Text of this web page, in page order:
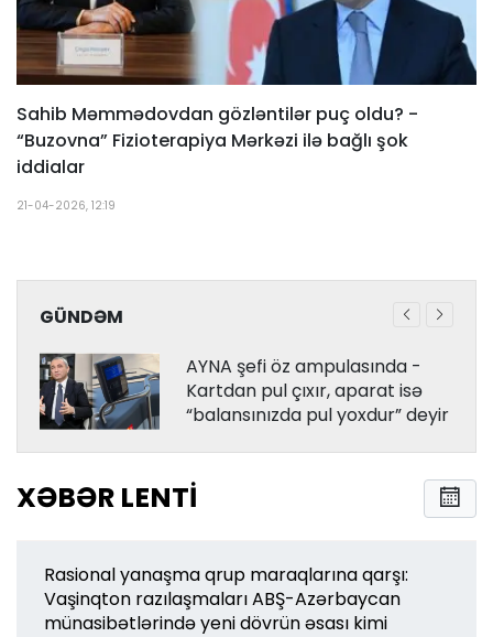
Sahib Məmmədovdan gözləntilər puç oldu? -
“Buzovna” Fizioterapiya Mərkəzi ilə bağlı şok
iddialar
21-04-2026, 12:19
GÜNDƏM
AYNA şefi öz ampulasında -
Kartdan pul çıxır, aparat isə
“balansınızda pul yoxdur” deyir
XƏBƏR LENTI
Rasional yanaşma qrup maraqlarına qarşı:
Vaşinqton razılaşmaları ABŞ-Azərbaycan
münasibətlərində yeni dövrün əsası kimi